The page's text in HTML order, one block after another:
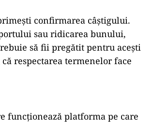
și modul în care
Această etapă de observare
ajută să îți alegi momentul
bună.
să stabilească tonul licitației
ceilalți participanți și de